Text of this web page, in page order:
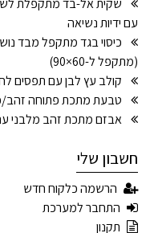
עם ידיות נשיאה
(מתקפל ל-60×90)
קולב עץ לבן עם תפסים
טבעת מתכת פתוחה זהב/
אבזם מתכת זהב מלבני עם
חשבון שלי
הרשמה כלקוח חדש
התחבר למערכת
תקנון